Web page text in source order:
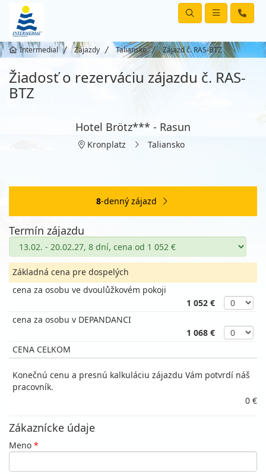
Intermedial Zájazdy Taliansko Zájazd č. RAS-BTZ
Žiadosť o rezerváciu zájazdu č. RAS-
BTZ
Hotel Brötz*** - Rasun
Kronplatz Taliansko
8-denný zájazd
Termín zájazdu
Základná cena pre dospelých
cena za osobu ve dvoulůžkovém pokoji
1 052 €
cena za osobu v DEPANDANCI
1 068 €
CENA CELKOM
Konečnú cenu a presnú kalkuláciu zájazdu Vám potvrdí náš
pracovník.
0 €
Zákaznícke údaje
Meno *